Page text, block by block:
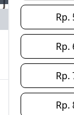
Rp.
Rp.
Rp.
Rp.